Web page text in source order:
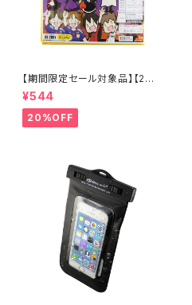
【期間限定セール対象品】【2枚
入】特大カラーポリ袋 (大ゴミ
袋) 200cm×100cm 収納に イ
ベントに 仮装の衣装作成 発表
会やおゆうぎ 学園祭や応援の横
¥544
20%OFF